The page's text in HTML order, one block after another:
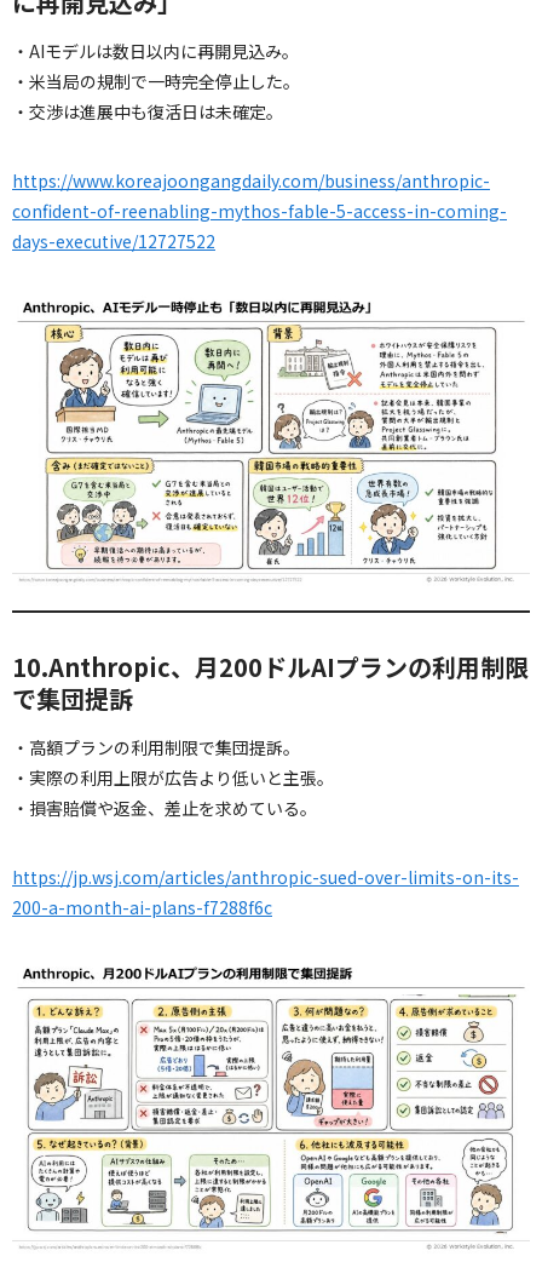
・AIモデルは数日以内に再開見込み。
・米当局の規制で一時完全停止した。
・交渉は進展中も復活日は未確定。
https://www.koreajoongangdaily.com/business/anthropic-
confident-of-reenabling-mythos-fable-5-access-in-coming-
days-executive/12727522
10.Anthropic、月200ドルAIプランの利用制限
で集団提訴
・高額プランの利用制限で集団提訴。
・実際の利用上限が広告より低いと主張。
・損害賠償や返金、差止を求めている。
https://jp.wsj.com/articles/anthropic-sued-over-limits-on-its-
200-a-month-ai-plans-f7288f6c